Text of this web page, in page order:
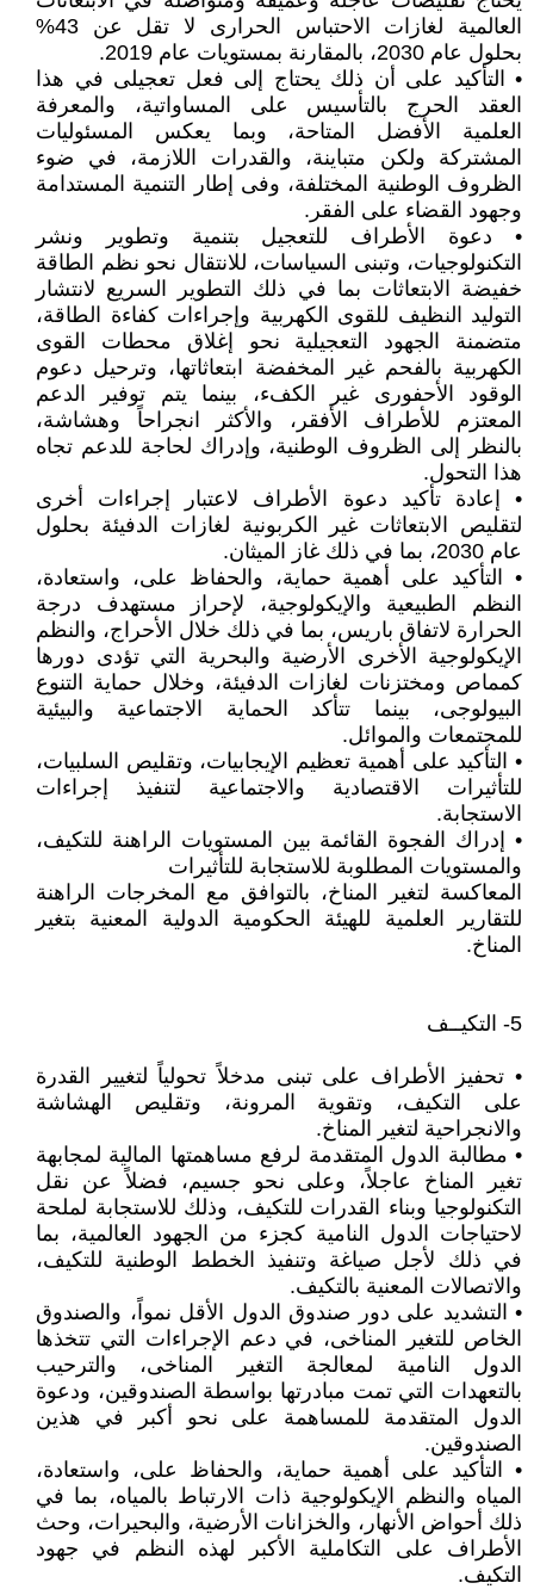
العالمية لغازات الاحتباس الحرارى لا تقل عن 43%
بحلول عام 2030، بالمقارنة بمستويات عام 2019.
• التأكيد على أن ذلك يحتاج إلى فعل تعجيلى في هذا
العقد الحرج بالتأسيس على المساواتية، والمعرفة
العلمية الأفضل المتاحة، وبما يعكس المسئوليات
المشتركة ولكن متباينة، والقدرات اللازمة، في ضوء
الظروف الوطنية المختلفة، وفى إطار التنمية المستدامة
وجهود القضاء على الفقر.
• دعوة الأطراف للتعجيل بتنمية وتطوير ونشر
التكنولوجيات، وتبنى السياسات، للانتقال نحو نظم الطاقة
خفيضة الابتعاثات بما في ذلك التطوير السريع لانتشار
التوليد النظيف للقوى الكهربية وإجراءات كفاءة الطاقة،
متضمنة الجهود التعجيلية نحو إغلاق محطات القوى
الكهربية بالفحم غير المخفضة ابتعاثاتها، وترحيل دعوم
الوقود الأحفورى غير الكفء، بينما يتم توفير الدعم
المعتزم للأطراف الأفقر، والأكثر انجراحاً وهشاشة،
بالنظر إلى الظروف الوطنية، وإدراك لحاجة للدعم تجاه
هذا التحول.
• إعادة تأكيد دعوة الأطراف لاعتبار إجراءات أخرى
لتقليص الابتعاثات غير الكربونية لغازات الدفيئة بحلول
عام 2030، بما في ذلك غاز الميثان.
• التأكيد على أهمية حماية، والحفاظ على، واستعادة،
النظم الطبيعية والإيكولوجية، لإحراز مستهدف درجة
الحرارة لاتفاق باريس، بما في ذلك خلال الأحراج، والنظم
الإيكولوجية الأخرى الأرضية والبحرية التي تؤدى دورها
كمماص ومختزنات لغازات الدفيئة، وخلال حماية التنوع
البيولوجى، بينما تتأكد الحماية الاجتماعية والبيئية
للمجتمعات والموائل.
• التأكيد على أهمية تعظيم الإيجابيات، وتقليص السلبيات،
للتأثيرات الاقتصادية والاجتماعية لتنفيذ إجراءات
الاستجابة.
• إدراك الفجوة القائمة بين المستويات الراهنة للتكيف،
والمستويات المطلوبة للاستجابة للتأثيرات
المعاكسة لتغير المناخ، بالتوافق مع المخرجات الراهنة
للتقارير العلمية للهيئة الحكومية الدولية المعنية بتغير
المناخ.
5- التكيــف
• تحفيز الأطراف على تبنى مدخلاً تحولياً لتغيير القدرة
على التكيف، وتقوية المرونة، وتقليص الهشاشة
والانجراحية لتغير المناخ.
• مطالبة الدول المتقدمة لرفع مساهمتها المالية لمجابهة
تغير المناخ عاجلاً، وعلى نحو جسيم، فضلاً عن نقل
التكنولوجيا وبناء القدرات للتكيف، وذلك للاستجابة لملحة
لاحتياجات الدول النامية كجزء من الجهود العالمية، بما
في ذلك لأجل صياغة وتنفيذ الخطط الوطنية للتكيف،
والاتصالات المعنية بالتكيف.
• التشديد على دور صندوق الدول الأقل نمواً، والصندوق
الخاص للتغير المناخى، في دعم الإجراءات التي تتخذها
الدول النامية لمعالجة التغير المناخى، والترحيب
بالتعهدات التي تمت مبادرتها بواسطة الصندوقين، ودعوة
الدول المتقدمة للمساهمة على نحو أكبر في هذين
الصندوقين.
• التأكيد على أهمية حماية، والحفاظ على، واستعادة،
المياه والنظم الإيكولوجية ذات الارتباط بالمياه، بما في
ذلك أحواض الأنهار، والخزانات الأرضية، والبحيرات، وحث
الأطراف على التكاملية الأكبر لهذه النظم في جهود
التكيف.